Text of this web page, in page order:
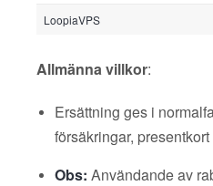
LoopiaVPS
Allmänna villkor:
Ersättning ges i
försäkringar, presentkort
Obs: Användande av